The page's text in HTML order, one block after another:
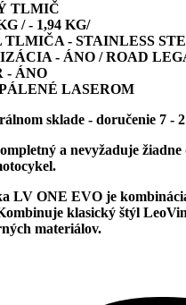
TLMIČ
/ - 1,94 KG/
- STAINLESS
- ÁNO / ROAD
- ÁNO
LASEROM
sklade - doručenie 7 -
a nevyžaduje žiadne
LV ONE EVO je
klasický štýl
materiálov.